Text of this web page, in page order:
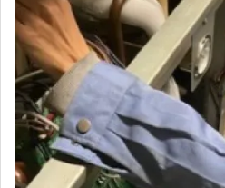
有
の
暇
制
度
充
実
ハ
ッ
／
安
区
×
バ
イ
ク